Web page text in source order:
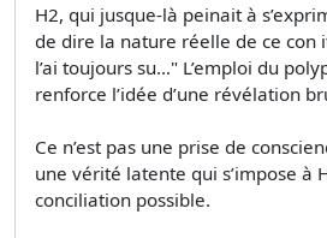
H2, qui jusque-là peinait à
de dire la nature réelle de ce con
l’ai toujours su…" L’emploi du
renforce l’idée d’une révélation
Ce n’est pas une prise de
une vérité latente qui s’impose à
conciliation possible.